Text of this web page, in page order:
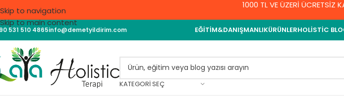
Skip to navigation
Skip to main content
1000 TL VE ÜZERİ ÜCRETSİZ
531 510 4865info@demetyildirim.com EĞITIM&DANIŞMANLIKÜRÜNLERHOLISTIC
KATEGORI SEÇ